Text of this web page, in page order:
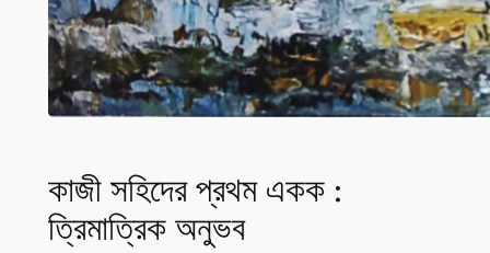
কাজী সহিদের প্রথম একক :
ত্রিমাত্রিক অনুভব